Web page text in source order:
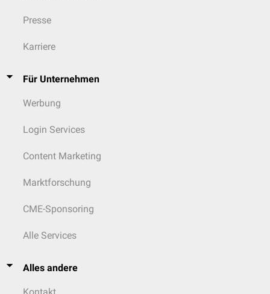
Presse
Karriere
Für Unternehmen
Werbung
Login Services
Content Marketing
Marktforschung
CME-Sponsoring
Alle Services
Alles andere